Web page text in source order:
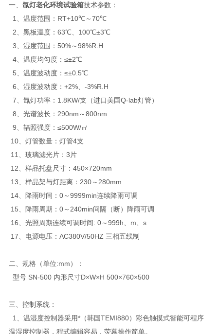
一、 氙灯老化环境试验箱技术参数：
1、温度范围：RT+10℃～70℃
2、黑板温度：63℃、100℃±3℃
3、湿度范围：50%～98%R.H
4、温度均匀度：≤±2℃
5、温度波动度：≤±0.5℃
6、湿度波动度：+2%、-3%R.H
7、氙灯功率：1.8KW/支（进口美国Q-lab灯管）
8、光谱波长：290nm～800nm
9、辐照强度：≤500W/㎡
10、灯管数量：灯管4支
11、玻璃滤光片：3片
12、样品托盘尺寸：450×720mm
13、样品架与灯距离：230～280mm
14、降雨时间：0～9999min连续降雨可调
15、降雨周期：0～240min间隔（断）降雨可调
16、光照周期连续可调时间: 0～999h、m、s
17、电源电压：AC380V/50HZ 三相五线制
二、规格（单位:mm）：
型号 SN-500 内形尺寸D×W×H 500×760×500
三、控制系统：
1、温湿度控制器采用*（韩国TEMI880）彩色触摸式智能可程序
温湿度控制器，程式编辑容易，荧幕操作简单。